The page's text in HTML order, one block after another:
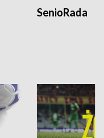
SenioRada